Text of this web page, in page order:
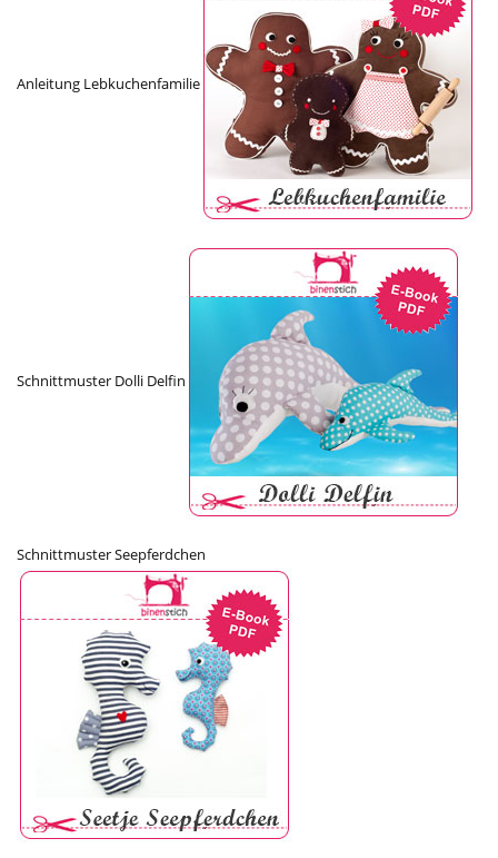
Anleitung Lebkuchenfamilie
Schnittmuster Dolli Delfin
Schnittmuster Seepferdchen